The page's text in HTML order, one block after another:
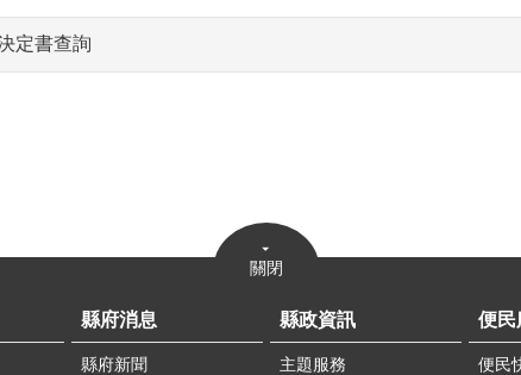
定書查詢
關閉
縣府消息
縣府新聞
縣政資訊
主題服務
便民
便民